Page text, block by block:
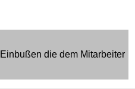
die dem Mitarbeiter